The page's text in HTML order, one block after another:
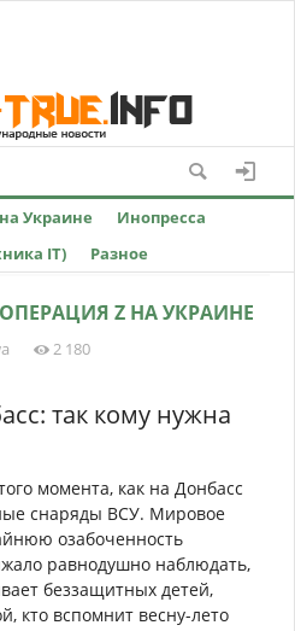
Украине
Инопресса
IT) Разное
ОПЕРАЦИЯ Z НА УКРАИНЕ
2 180
так кому нужна
момента, как на Донбасс
снаряды ВСУ. Мировое
озабоченность
равнодушно наблюдать,
беззащитных детей,
кто вспомнит весну-лето